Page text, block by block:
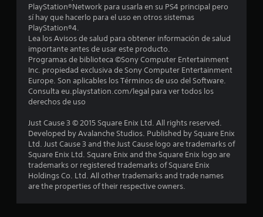
n
1
7
0
2
c
a
l
i
f
PlayStation®Network para usarla en su PS4 principal pero
sí hay que hacerlo para el uso en otros sistemas
PlayStation®4.
Lea los Avisos de salud para obtener información de salud
importante antes de usar este producto.
Programas de biblioteca ©Sony Computer Entertainment
Inc. propiedad exclusiva de Sony Computer Entertainment
Europe. Son aplicables los Términos de uso del Software.
Consulta eu.playstation.com/legal para ver todos los
derechos de uso
Just Cause 3 © 2015 Square Enix Ltd. All rights reserved.
Developed by Avalanche Studios. Published by Square Enix
Ltd. Just Cause 3 and the Just Cause logo are trademarks of
Square Enix Ltd. Square Enix and the Square Enix logo are
trademarks or registered trademarks of Square Enix
Holdings Co. Ltd. All other trademarks and trade names
are the properties of their respective owners.